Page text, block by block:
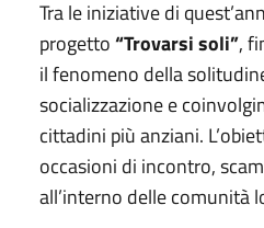
Tra le iniziative di
progetto“Trovarsi soli”,
il fenomeno della
socializzazione e
cittadini più anziani.
occasioni di incontro,
all’interno delle comunità